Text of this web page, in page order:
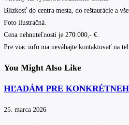
Blízkosť do centra mesta, do reštaurácie a
Foto ilustračná.
Cena nehnuteľnosti je 270.000,- €.
Pre viac info ma neváhajte kontaktovať na
You Might Also Like
HĽADÁM PRE
25. marca 2026